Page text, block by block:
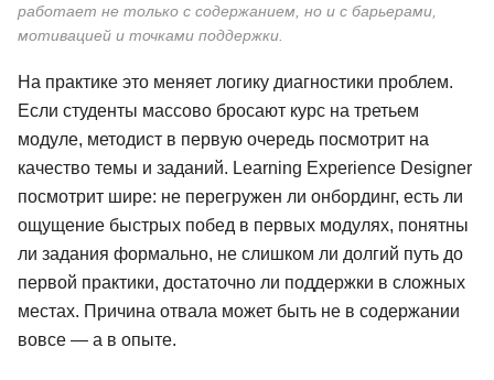
работает не только с содержанием, но и с барьерами,
мотивацией и точками поддержки.
На практике это меняет логику диагностики проблем.
Если студенты массово бросают курс на третьем
модуле, методист в первую очередь посмотрит на
качество темы и заданий. Learning Experience Designer
посмотрит шире: не перегружен ли онбординг, есть ли
ощущение быстрых побед в первых модулях, понятны
ли задания формально, не слишком ли долгий путь до
первой практики, достаточно ли поддержки в сложных
местах. Причина отвала может быть не в содержании
вовсе — а в опыте.